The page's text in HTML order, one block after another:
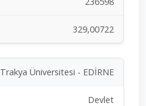
329,00722
Trakya Üniversitesi - EDİRNE
Devlet